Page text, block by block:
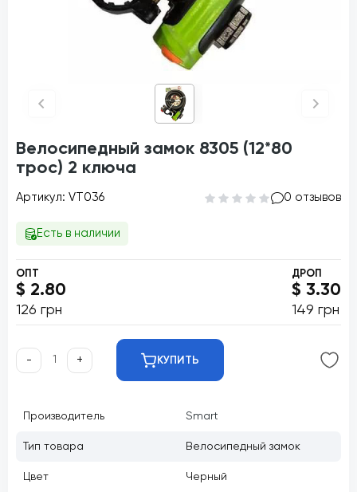
Велосипедный замок 8305 (12*80
трос) 2 ключа
Артикул: VT036 0 отзывов
Есть в наличии
ОПТ
$ 2.80
126 грн
ДРОП
$ 3.30
149 грн
- + КУПИТЬ
Производитель Smart
Тип товара Велосипедный замок
Цвет Черный